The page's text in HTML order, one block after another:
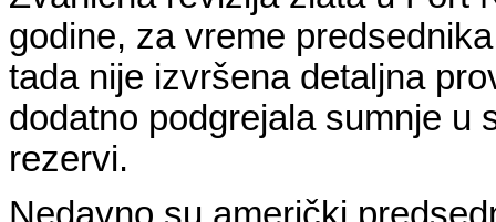
godine, za vreme
tada nije izvršena detaljna
dodatno podgrejala sumnje u
rezervi.